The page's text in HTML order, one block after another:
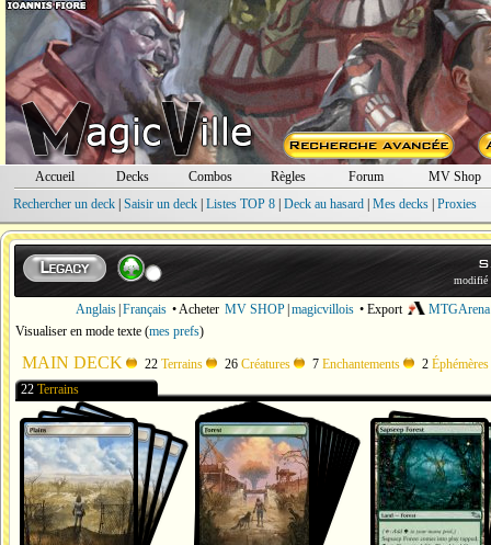
Accueil Decks Combos Règles Forum
MV Shop
Rechercher un deck| Saisir un deck| Listes TOP 8| Deck au hasard| Mes decks| Proxies
modifié
Anglais Français • Acheter MV SHOP magicvillois • Export
MTGArena
Visualiser en mode texte (mes prefs)
MAIN DECK 22 Terrains 26 Créatures 7 Enchantements 2 Éphémères
22 Terrains